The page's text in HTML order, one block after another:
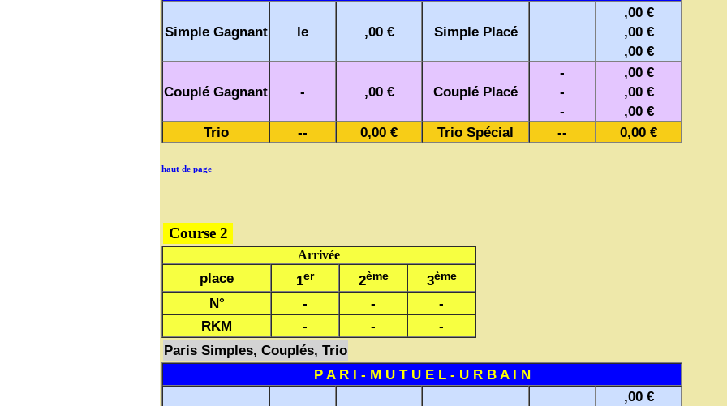
Simple Gagnant le ,00 € Simple Placé
,00 €
,00 €
,00 €
Couplé Gagnant - ,00 € Couplé Placé
-
-
-
,00 €
,00 €
,00 €
Trio
-- 0,00 € Trio Spécial -- 0,00 €
haut de page
Course 2
Arrivée
place 1er 2ème 3ème
N° - -
-
RKM
- -
-
Paris Simples, Couplés, Trio
P A R I - M U T U E L - U R B A I N
,00 €